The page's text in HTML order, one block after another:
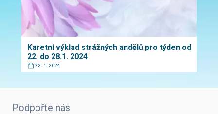
Karetní výklad strážných andělů pro týden od
22. do 28.1. 2024
22. 1. 2024
Podpořte nás